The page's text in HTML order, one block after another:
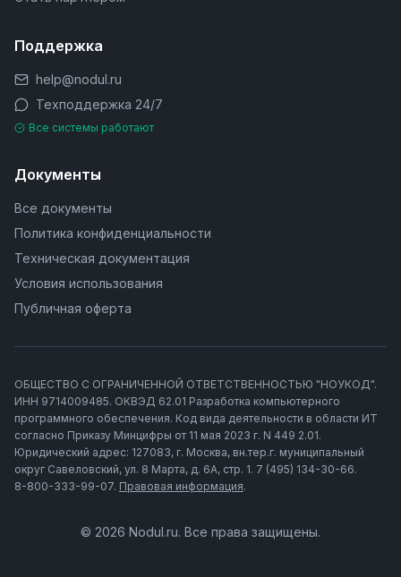
Поддержка
help@nodul.ru
Техподдержка 24/7
Все системы работают
Документы
Все документы
Политика конфиденциальности
Техническая документация
Условия использования
Публичная оферта
ОБЩЕСТВО С ОГРАНИЧЕННОЙ ОТВЕТСТВЕННОСТЬЮ "НОУКОД".
ИНН 9714009485. ОКВЭД 62.01 Разработка компьютерного
программного обеспечения. Код вида деятельности в области ИТ
согласно Приказу Минцифры от 11 мая 2023 г. N 449 2.01.
Юридический адрес: 127083, г. Москва, вн.тер.г. муниципальный
округ Савеловский, ул. 8 Марта, д. 6А, стр. 1. 7 (495) 134-30-66.
8-800-333-99-07. Правовая информация.
© 2026 Nodul.ru. Все права защищены.